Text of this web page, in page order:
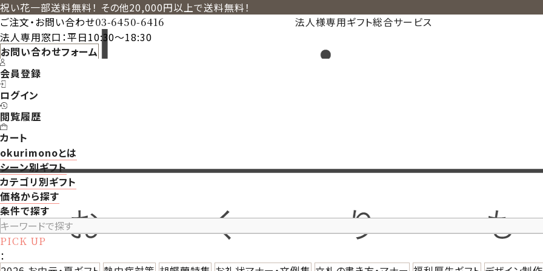
祝い花一部送料無料！ その他20,000円以上で送料無料！
法人様専用ギフト総合サービス
ご注文・お問い合わせ03-6450-6416
法人専用窓口：平日10:30～18:30
お問い合わせフォーム
会員登録
ログイン
閲覧履歴
カート
okurimonoとは
シーン別ギフト
カテゴリ別ギフト
価格から探す
条件で探す
PICK UP
：